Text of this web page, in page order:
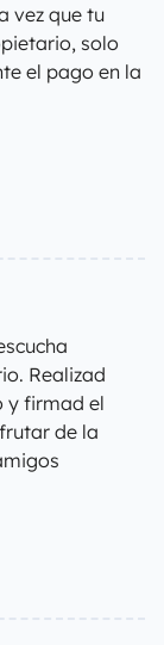
vez que tu
solo
el pago en la
Realizad
y firmad el
de la